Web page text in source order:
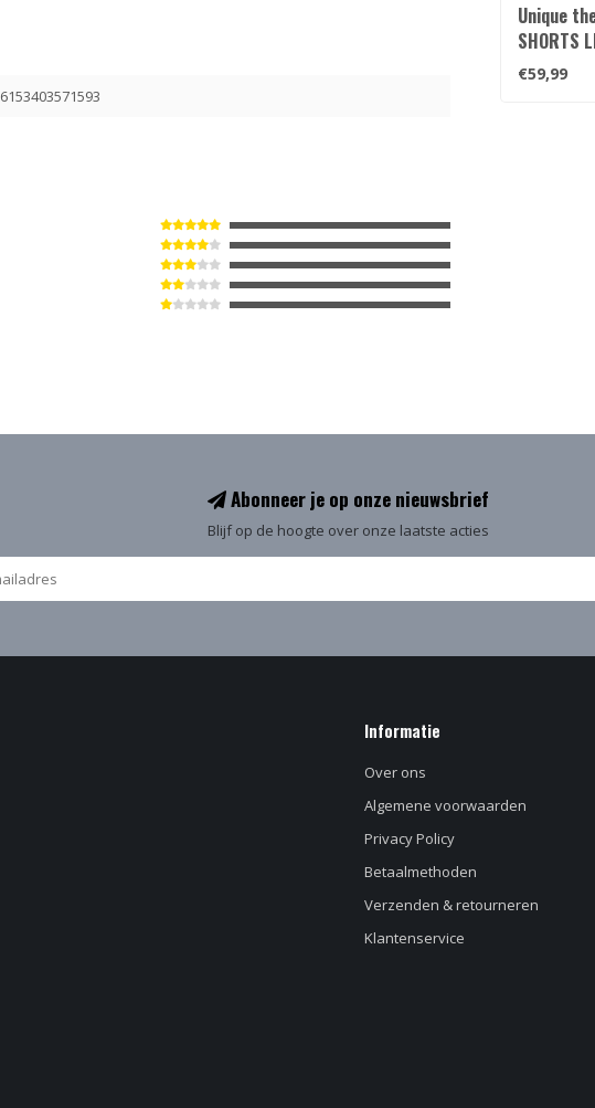
6153403571593
Unique
SHORTS
€59,99
Abonneer je op onze nieuwsbrief
Blijf op de hoogte over onze laatste acties
Informatie
Over ons
Algemene voorwaarden
Privacy Policy
Betaalmethoden
Verzenden & retourneren
Klantenservice